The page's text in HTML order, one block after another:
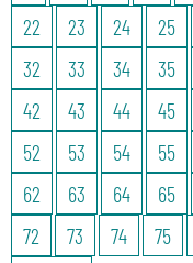
22
23 24 25
32
33 34 35
42
43 44 45
52
53 54 55
62
63 64 65
72
73 74 75